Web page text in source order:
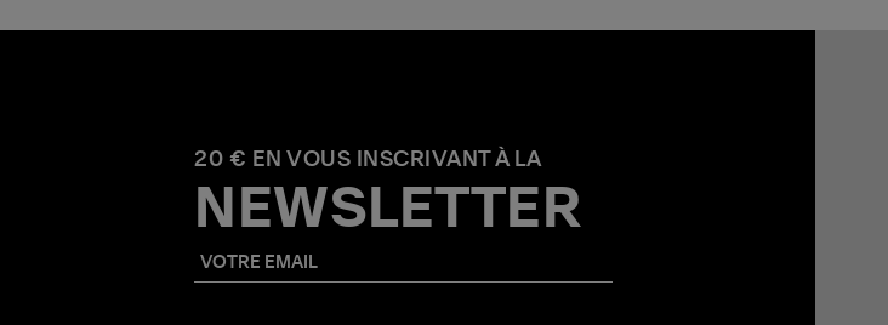
20 € EN VOUS INSCRIVANT À LA
NEWSLETTER